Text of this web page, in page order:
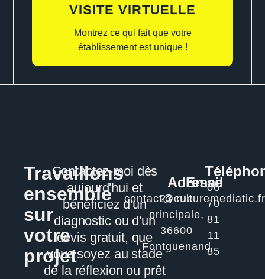
VISITE VIRTUELLE
Montrez ce qui fait que votre
établissement est unique !
Travaillons
ensemble
sur
votre
projet
Contactez-moi dès
aujourd'hui et
bénéficiez d'un
diagnostic ou d'un
devis gratuit, que
vous soyez au stade
de la réflexion ou prêt
Adresse
23 rue
principale,
36600
Fontguenand
Email
06
70
81
11
85